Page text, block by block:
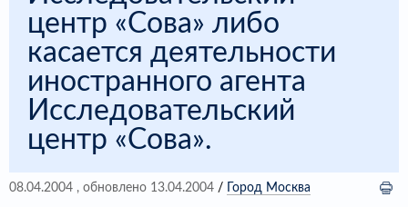
центр «Сова» либо
касается деятельности
иностранного агента
Исследовательский
центр «Сова».
08.04.2004 , обновлено 13.04.2004 / Город Москва